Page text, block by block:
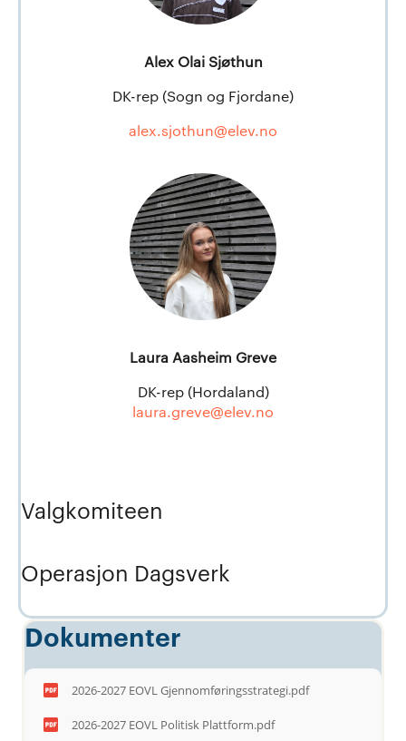
Alex Olai Sjøthun
DK-rep (Sogn og Fjordane)
alex.sjothun@elev.no
Laura Aasheim Greve
DK-rep (Hordaland)
laura.greve@elev.no
Valgkomiteen
Operasjon Dagsverk
Dokumenter
2026-2027 EOVL Gjennomføringsstrategi.pdf
2026-2027 EOVL Politisk Plattform.pdf